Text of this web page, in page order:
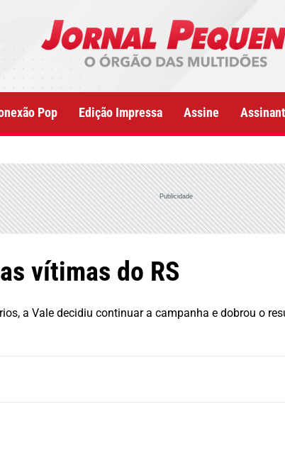
Pop Edição Impressa Assine
Publicidade
vítimas do RS
a Vale decidiu continuar a campanha e dobrou o